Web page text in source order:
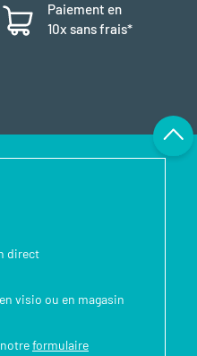
Paiement en
10x sans frais*
direct
en visio ou en magasin
formulaire